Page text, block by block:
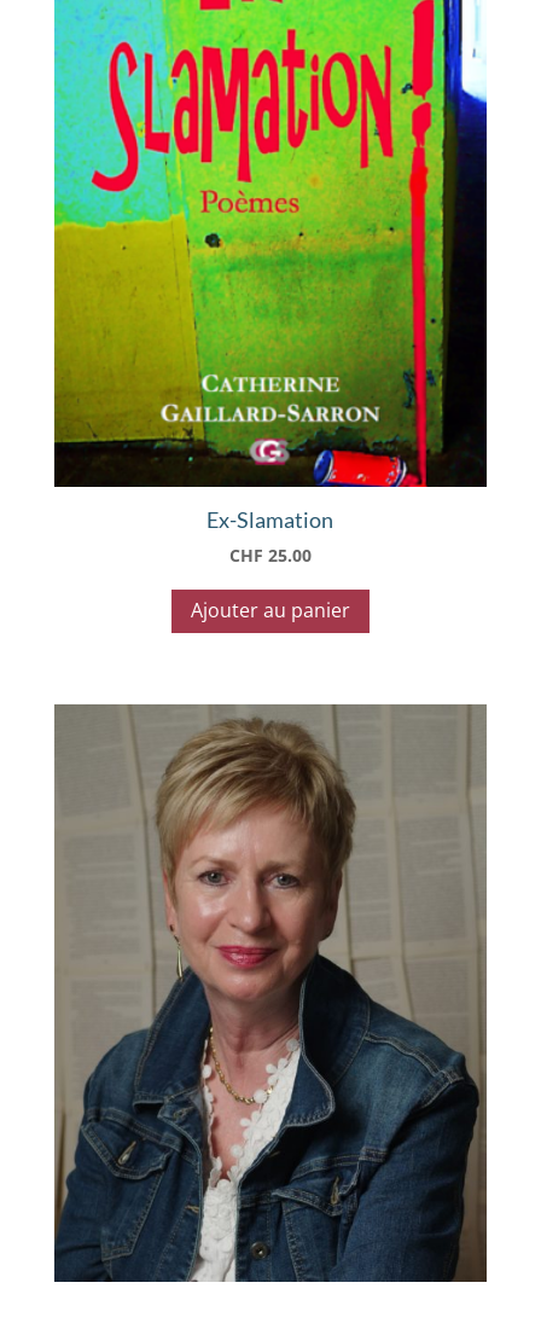
Ex-Slamation
CHF 25.00
Ajouter au panier